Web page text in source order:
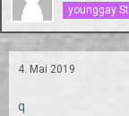
younggay
4. Mai 2019
q